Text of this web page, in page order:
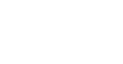
人无端质疑